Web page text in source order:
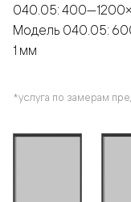
040.05:
Модель 040.05:
1 мм
*услуга по замерам